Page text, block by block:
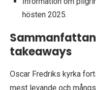
hösten 2025.
takeaways
Oscar Fredriks kyrka
mest levande och